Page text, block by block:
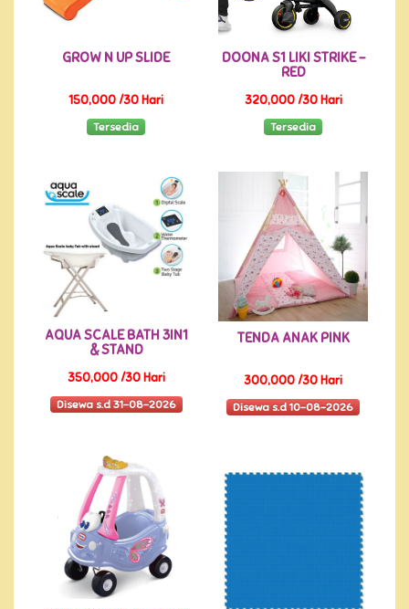
GROW N UP SLIDE
150,000 /30 Hari
Tersedia
DOONA S1 LIKI STRIKE -
RED
320,000 /30 Hari
Tersedia
AQUA SCALE BATH 3IN1
& STAND
350,000 /30 Hari
Disewa s.d 31-08-2026
TENDA ANAK PINK
300,000 /30 Hari
Disewa s.d 10-08-2026